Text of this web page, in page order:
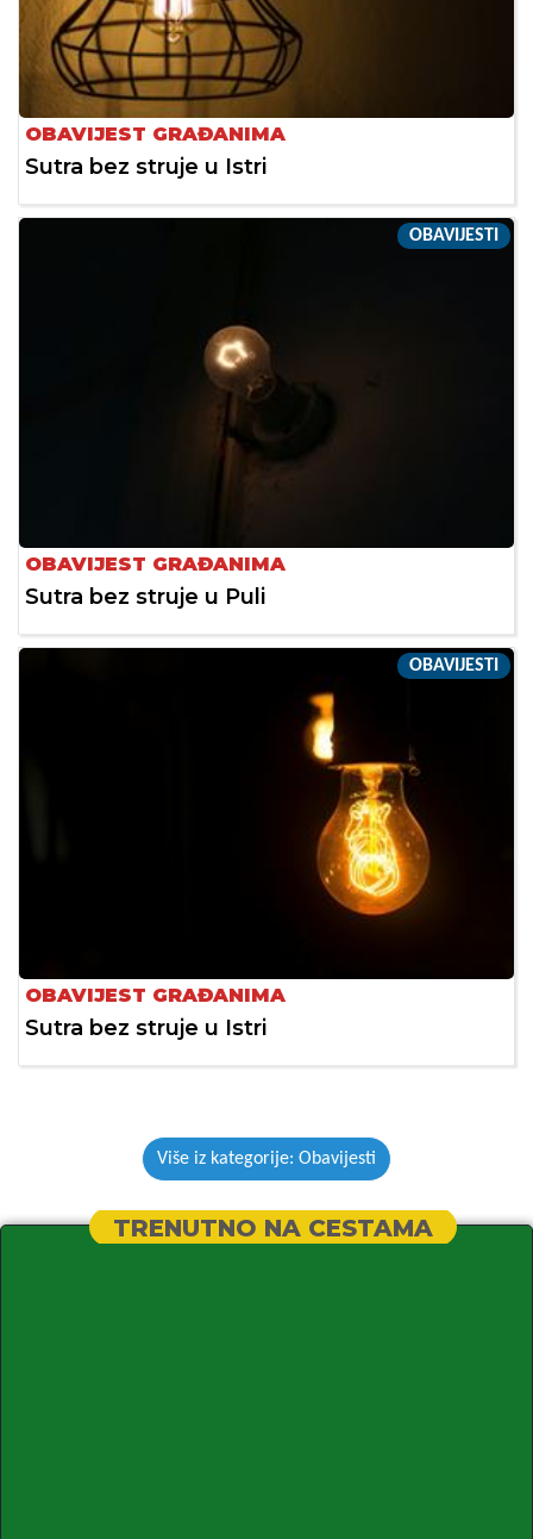
OBAVIJEST GRAĐANIMA
Sutra bez struje u Istri
OBAVIJESTI
OBAVIJEST GRAĐANIMA
Sutra bez struje u Puli
OBAVIJESTI
OBAVIJEST GRAĐANIMA
Sutra bez struje u Istri
Više iz kategorije: Obavijesti
TRENUTNO NA CESTAMA